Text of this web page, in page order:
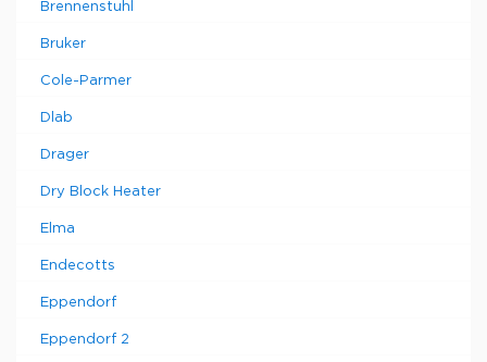
Brennenstuhl
Bruker
Cole-Parmer
Dlab
Drager
Dry Block Heater
Elma
Endecotts
Eppendorf
Eppendorf 2